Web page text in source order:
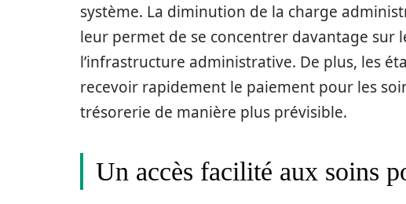
système. La diminution de la charge
leur permet de se concentrer davantage sur
l’infrastructure administrative. De plus, les
recevoir rapidement le paiement pour les
trésorerie de manière plus prévisible.
Un accès facilité aux soins